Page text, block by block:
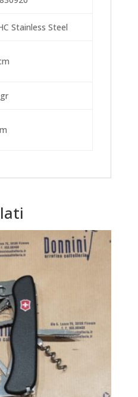
Stainless Steel